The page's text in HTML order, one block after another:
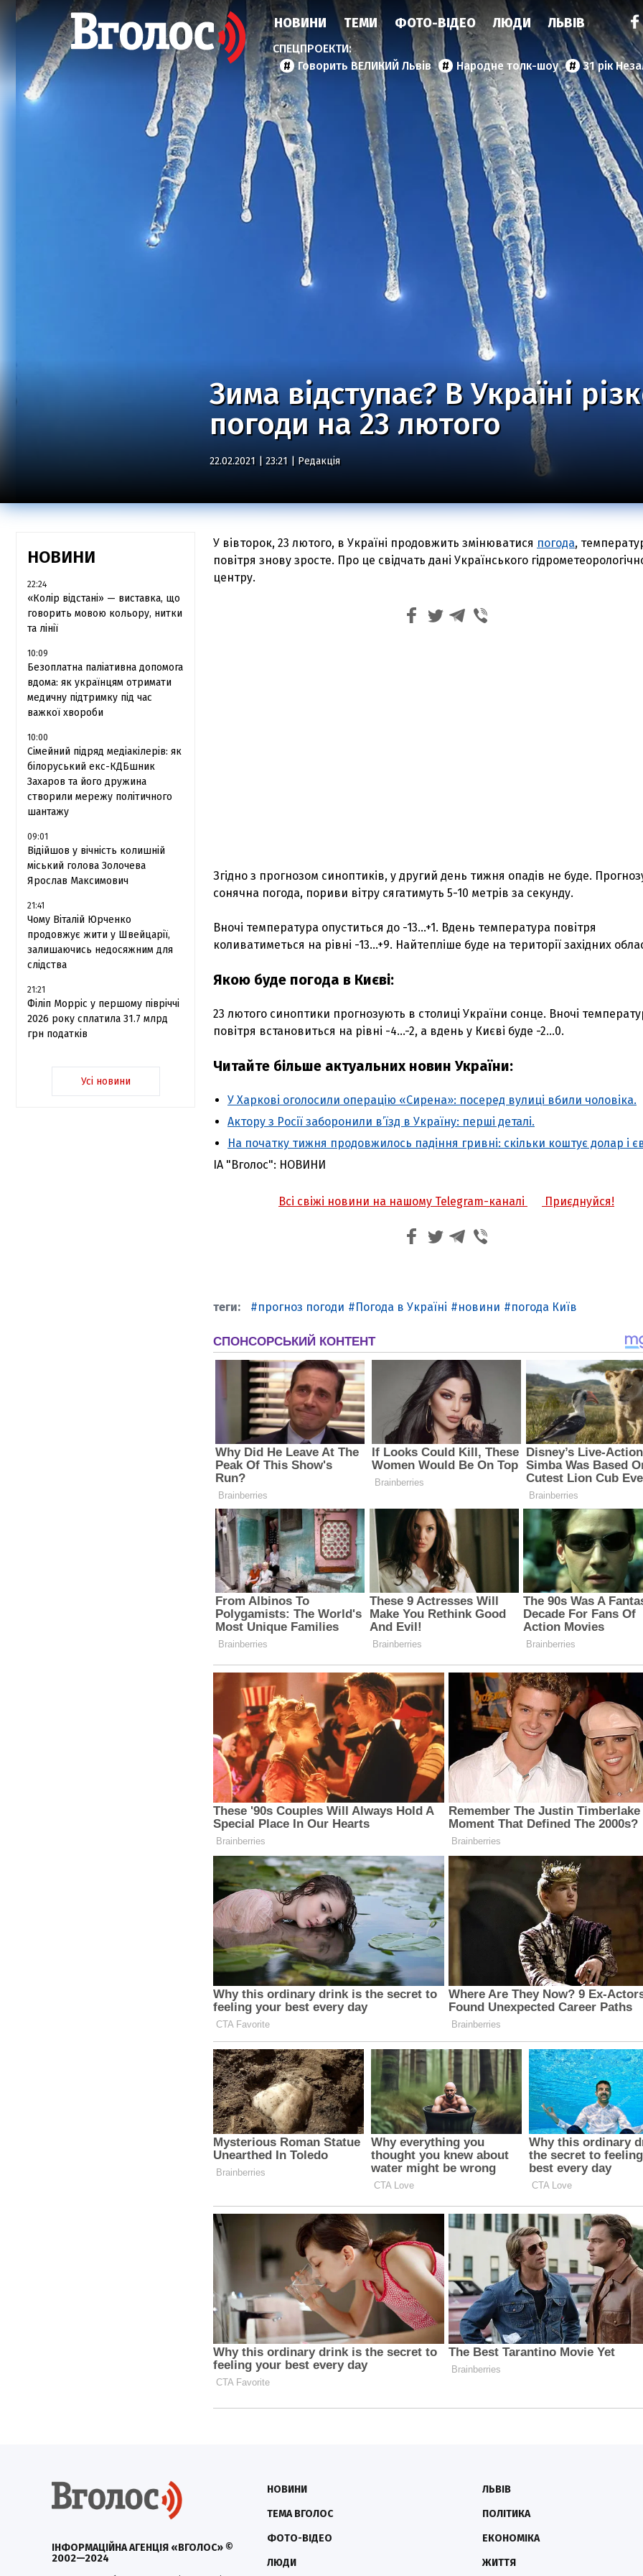
НОВИНИ ТЕМИ ФОТО-ВІДЕО ЛЮДИ ЛЬВІВ
Говорить ВЕЛИКИЙ Львів Народне толк-шоу 31 рік
Зима відступає? В Україні
погоди на 23 лютого
22.02.2021 | 23:21 | Редакція
НОВИНИ
22:24
«Колір відстані» — виставка, що
говорить мовою кольору, нитки
та лінії
10:09
Безоплатна паліативна допомога
вдома: як українцям отримати
медичну підтримку під час
важкої хвороби
10:00
Сімейний підряд медіакілерів: як
білоруський екс-КДБшник
Захаров та його дружина
створили мережу політичного
шантажу
09:01
Відійшов у вічність колишній
міський голова Золочева
Ярослав Максимович
21:41
Чому Віталій Юрченко
продовжує жити у Швейцарії,
залишаючись недосяжним для
слідства
21:21
Філіп Морріс у першому півріччі
2026 року сплатила 31.7 млрд
грн податків
Усі новини
У вівторок, 23 лютого, в Україні продовжить змінюватися погода,
повітря знову зросте. Про це свідчать дані Українського
центру.
Згідно з прогнозом синоптиків, у другий день тижня опадів не буде.
сонячна погода, пориви вітру сягатимуть 5-10 метрів за секунду.
Вночі температура опуститься до -13...+1. Вдень температура повітря
коливатиметься на рівні -13...+9. Найтепліше буде на території західних
Якою буде погода в Києві:
23 лютого синоптики прогнозують в столиці України сонце. Вночі
повітря встановиться на рівні -4...-2, а вдень у Києві буде -2...0.
Читайте більше актуальних новин України:
У Харкові оголосили операцію «Сирена»: посеред вулиці вбили чоловіка.
Актору з Росії заборонили в’їзд в Україну: перші деталі.
На початку тижня продовжилось падіння гривні: скільки коштує долар і
ІА "Вголос": НОВИНИ
Всі свіжі новини на нашому Telegram-каналі Приєднуйся!
прогноз погоди Погода в Україні новини погода Київ
ІНФОРМАЦІЙНА АГЕНЦІЯ «ВГОЛОС» ©
2002—2024
НОВИНИ
ТЕМА ВГОЛОС
ФОТО-ВІДЕО
ЛЮДИ
ЛЬВІВ
ПОЛІТИКА
ЕКОНОМІКА
ЖИТТЯ